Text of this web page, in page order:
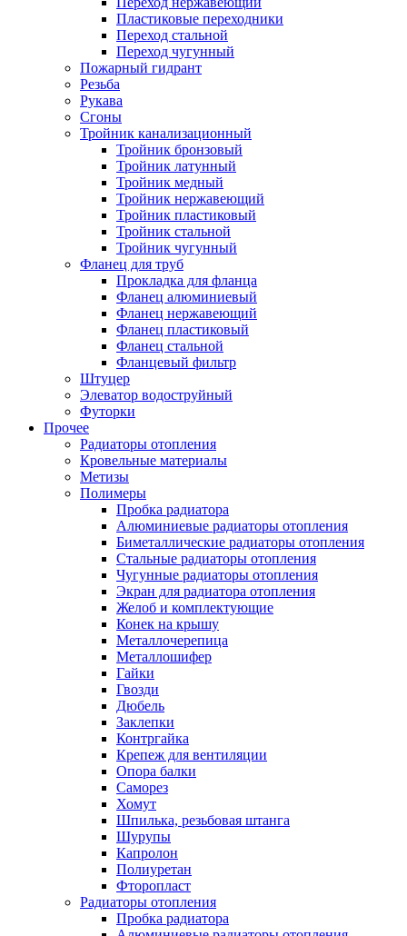
Пластиковые переходники
Переход стальной
Переход чугунный
Пожарный гидрант
Резьба
Рукава
Сгоны
Тройник канализационный
Тройник бронзовый
Тройник латунный
Тройник медный
Тройник нержавеющий
Тройник пластиковый
Тройник стальной
Тройник чугунный
Фланец для труб
Прокладка для фланца
Фланец алюминиевый
Фланец нержавеющий
Фланец пластиковый
Фланец стальной
Фланцевый фильтр
Штуцер
Элеватор водоструйный
Футорки
Прочее
Радиаторы отопления
Кровельные материалы
Метизы
Полимеры
Пробка радиатора
Алюминиевые радиаторы отопления
Биметаллические радиаторы отопления
Стальные радиаторы отопления
Чугунные радиаторы отопления
Экран для радиатора отопления
Желоб и комплектующие
Конек на крышу
Металлочерепица
Металлошифер
Гайки
Гвозди
Дюбель
Заклепки
Контргайка
Крепеж для вентиляции
Опора балки
Саморез
Хомут
Шпилька, резьбовая штанга
Шурупы
Капролон
Полиуретан
Фторопласт
Радиаторы отопления
Пробка радиатора